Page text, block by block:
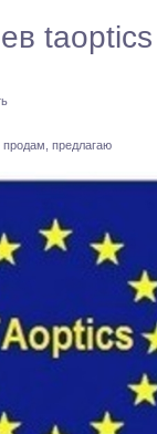
taoptics
предлагаю